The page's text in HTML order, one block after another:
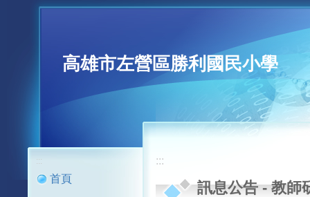
高雄市左營區勝利國民小學
:::
首頁
:::
訊息公告-教師